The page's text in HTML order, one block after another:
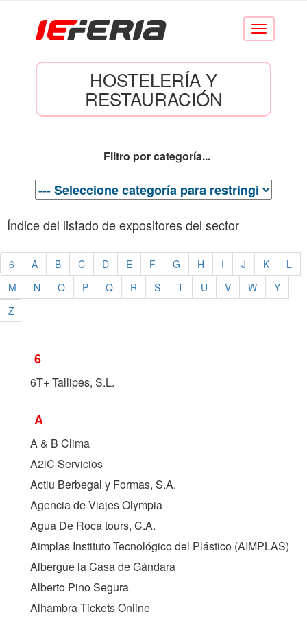
Conmutar
navegación
HOSTELERÍA Y
RESTAURACIÓN
Filtro por categoría...
Índice del listado de expositores del sector
6 A B C D E F G H I J K
L
M
N O P Q R S T U V W
Y
Z
6
6T+ Tallipes, S.L.
A
A & B Clima
A2iC Servicios
Actiu Berbegal y Formas, S.A.
Agencia de Viajes Olympia
Agua De Roca tours, C.A.
Aimplas Instituto Tecnológico del Plástico (AIMPLAS)
Albergue la Casa de Gándara
Alberto Pino Segura
Alhambra Tickets Online